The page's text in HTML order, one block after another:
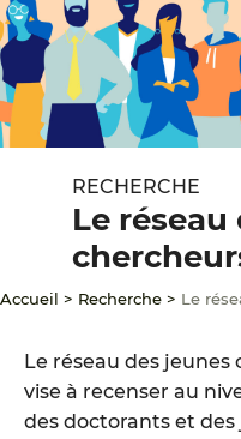
RECHERCHE
Le réseau
Accueil > Recherche > Le
Le réseau des jeunes
vise à recenser au
des doctorants et